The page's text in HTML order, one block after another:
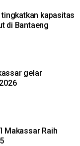
kapasitas
di Bantaeng
gelar
Makassar Raih